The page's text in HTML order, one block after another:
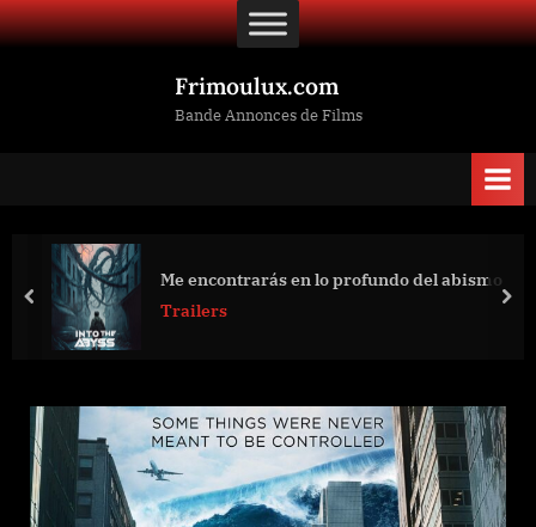
Skip
to
Frimoulux.com
Bande Annonces de Films
Me encontrarás en lo profundo del abismo
Trailers
prev